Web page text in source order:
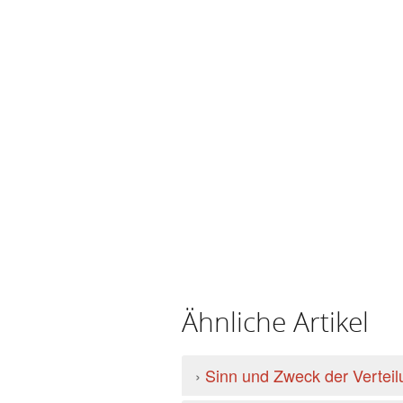
Ähnliche Artikel
› Sinn und Zweck der